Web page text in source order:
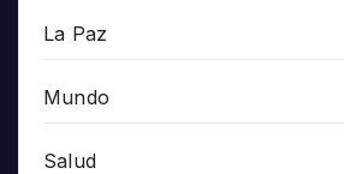
La Paz
Mundo
Salud